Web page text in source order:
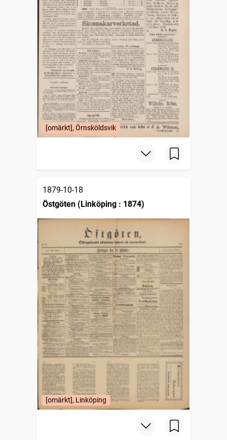
[omärkt], Örnsköldsvik
1879-10-18
Östgöten (Linköping : 1874)
[omärkt], Linköping